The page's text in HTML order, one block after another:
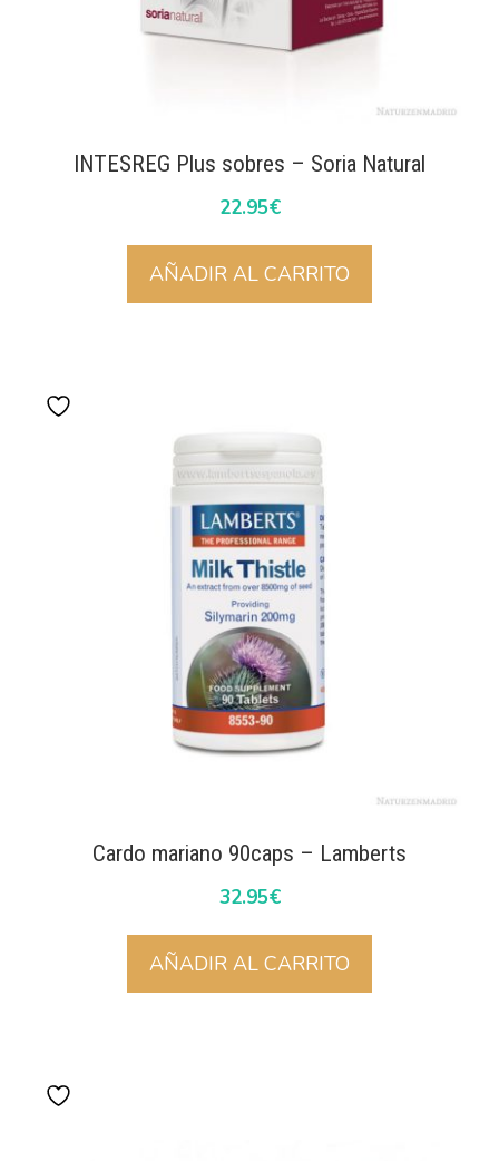
INTESREG Plus sobres – Soria Natural
22.95€
AÑADIR AL CARRITO
Cardo mariano 90caps – Lamberts
32.95€
AÑADIR AL CARRITO